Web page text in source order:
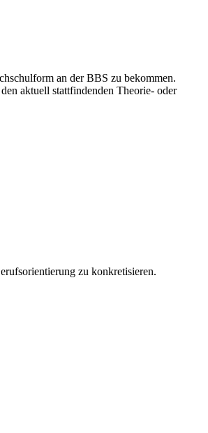
an der BBS zu bekommen.
aktuell stattfindenden Theorie- oder
zu konkretisieren.